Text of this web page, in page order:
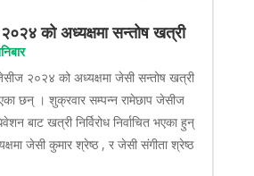
को अध्यक्षमा सन्तोष खत्री
२०२४ को अध्यक्षमा जेसी सन्तोष खत्री
भएका छन् । शुक्रवार सम्पन्न रामेछाप जेसीज
बाट खत्री निर्विरोध निर्वाचित भएका हुन्
जेसी कुमार श्रेष्ठ , र जेसी संगीता श्रेष्ठ